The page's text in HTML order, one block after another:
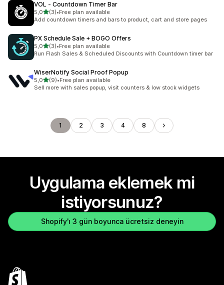
VOL ‑ Countdown Timer Bar
5,05 yıldız üzerinden
(3)
toplam 3 değerlendirme
•Free plan available
Add countdown timers and bars to product, cart and store pages
PX Schedule Sale + BOGO Offers
5,05 yıldız üzerinden
(3)
toplam 3 değerlendirme
•Free plan available
Run Flash Sales & Scheduled Discounts with Countdown timer bar
WiserNotify Social Proof Popup
5,05 yıldız üzerinden
(9)
toplam 9 değerlendirme
•Free plan available
Sell more with sales popup, visit counters & low stock widgets
1 2 3 4 8
Uygulama eklemek mi
istiyorsunuz?
Shopify'ı 3 gün boyunca ücretsiz deneyin